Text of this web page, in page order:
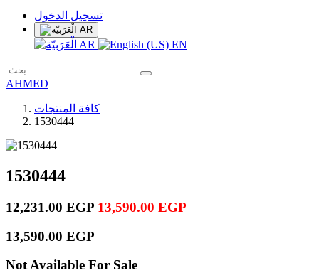
تسجيل الدخول
AR
AR EN
AHMED
كافة المنتجات
1530444
1530444
12,231.00 EGP 13,590.00EGP
13,590.00 EGP
Not Available For Sale